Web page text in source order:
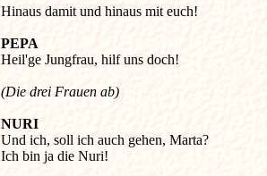
Hinaus damit und hinaus mit euch!
PEPA
Heil'ge Jungfrau, hilf uns doch!
(Die drei Frauen ab)
NURI
Und ich, soll ich auch gehen, Marta?
Ich bin ja die Nuri!